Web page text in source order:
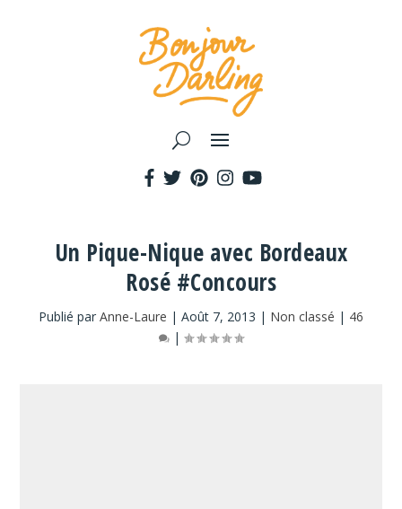
Un Pique-Nique avec Bordeaux
Rosé #Concours
Publié par Anne-Laure | Août 7, 2013 | Non classé | 46
|